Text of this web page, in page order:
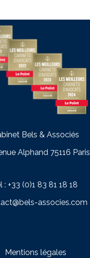
Bels & Associés
Alphand 75116 Paris
: +33 (0)1 83 81 18 18
associes.com
Mentions légales